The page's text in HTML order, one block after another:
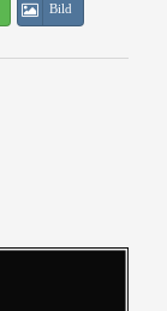
Bild